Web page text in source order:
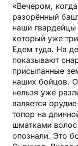
«Вечером,
разорённый
наши
который уже
Едем туда. На
показывают
присыпанные
наших бойцов.
нельзя уже
валяется
топор на
шматками
опознали. Это